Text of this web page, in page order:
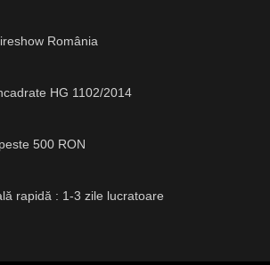
România
HG 1102/2014
500 RON
rapidă : 1-3 zile lucratoare